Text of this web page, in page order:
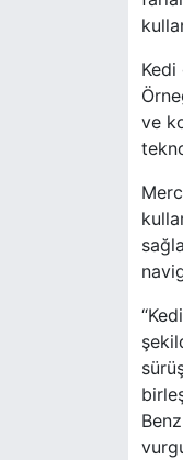
Kedi
ve